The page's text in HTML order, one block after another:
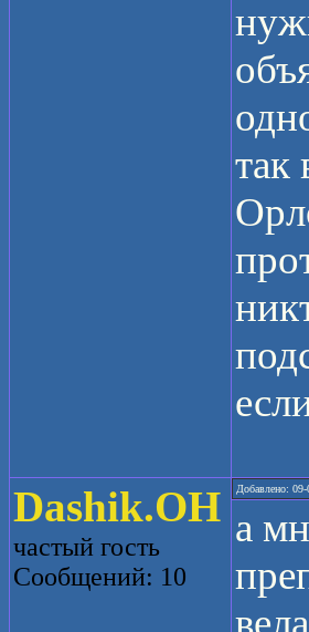
так
Dashik.OH
частый гость
Сообщений: 10
Добавлено:
а